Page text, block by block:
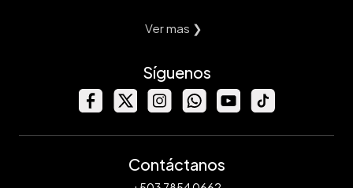
Ver mas ❯
Síguenos
Contáctanos